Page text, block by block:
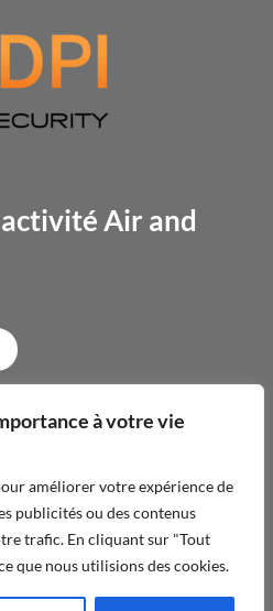
à votre vie
améliorer votre expérience de
publicités ou des contenus
trafic. En cliquant sur "Tout
que nous utilisions des cookies.
Air and